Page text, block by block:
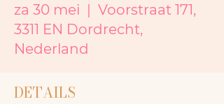
za 30 mei
  |
Voorstraat 171,
3311 EN Dordrecht,
Nederland
DETAILS